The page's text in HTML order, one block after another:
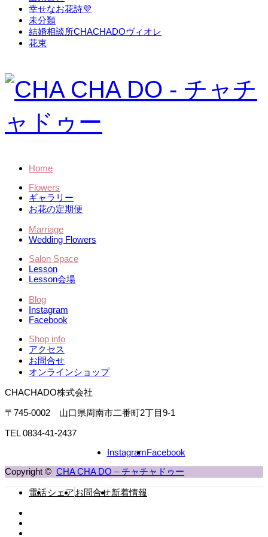
幸せなお花詩💜
未分類
結婚相談所CHACHADOヴィオレ
花束
Home
Flowers
ギャラリー
お花の定期便
Marriage
Wedding Flowers
Salon Space
Lesson
Lesson会場
Blog
Instagram
Facebook
Shop info
アクセス
お問合せ
オンラインショップ
CHACHADO株式会社
〒745-0002 山口県周南市二番町2丁目9-1
TEL 0834-41-2437
Facebook
Instagram
Copyright © CHA CHA DO – チャチャドゥー
電話シェアお問合せ新着情報